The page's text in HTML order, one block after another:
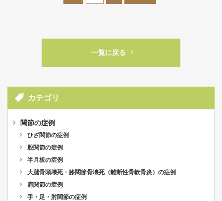
一覧に戻る
カテゴリ
関節の症例
ひざ関節の症例
股関節の症例
半月板の症例
大腿骨頭壊死・膝関節骨壊死（離断性骨軟骨炎）の症例
肩関節の症例
手・足・肘関節の症例